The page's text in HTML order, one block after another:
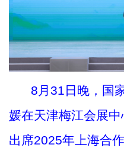
8月31日晚，国
媛在天津梅江会展
出席2025年上海合